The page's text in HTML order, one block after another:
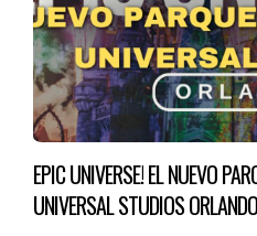
EPIC UNIVERSE! EL NUEVO
UNIVERSAL STUDIOS